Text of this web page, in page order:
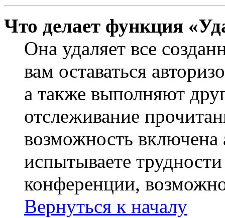
Что делает функция
Она удаляет все
вам оставаться
а также выполняют
отслеживание
возможность
испытываете
конференции,
Вернуться к началу